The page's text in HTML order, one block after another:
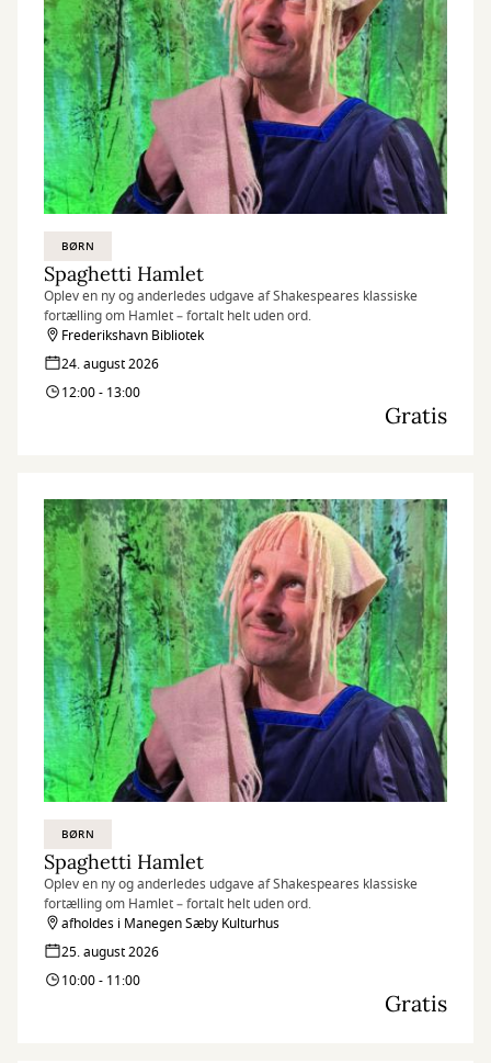
BØRN
Spaghetti Hamlet
Oplev en ny og anderledes udgave af Shakespeares klassiske
fortælling om Hamlet – fortalt helt uden ord.
Frederikshavn Bibliotek
24. august 2026
12:00 - 13:00
Gratis
BØRN
Spaghetti Hamlet
Oplev en ny og anderledes udgave af Shakespeares klassiske
fortælling om Hamlet – fortalt helt uden ord.
afholdes i Manegen Sæby Kulturhus
25. august 2026
10:00 - 11:00
Gratis